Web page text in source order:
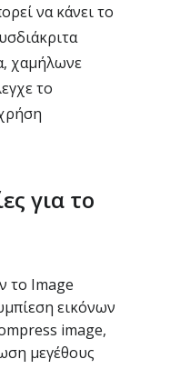
να κάνει το
χαμήλωνε
το
για το
το Image
εικόνων
image,
μεγέθους